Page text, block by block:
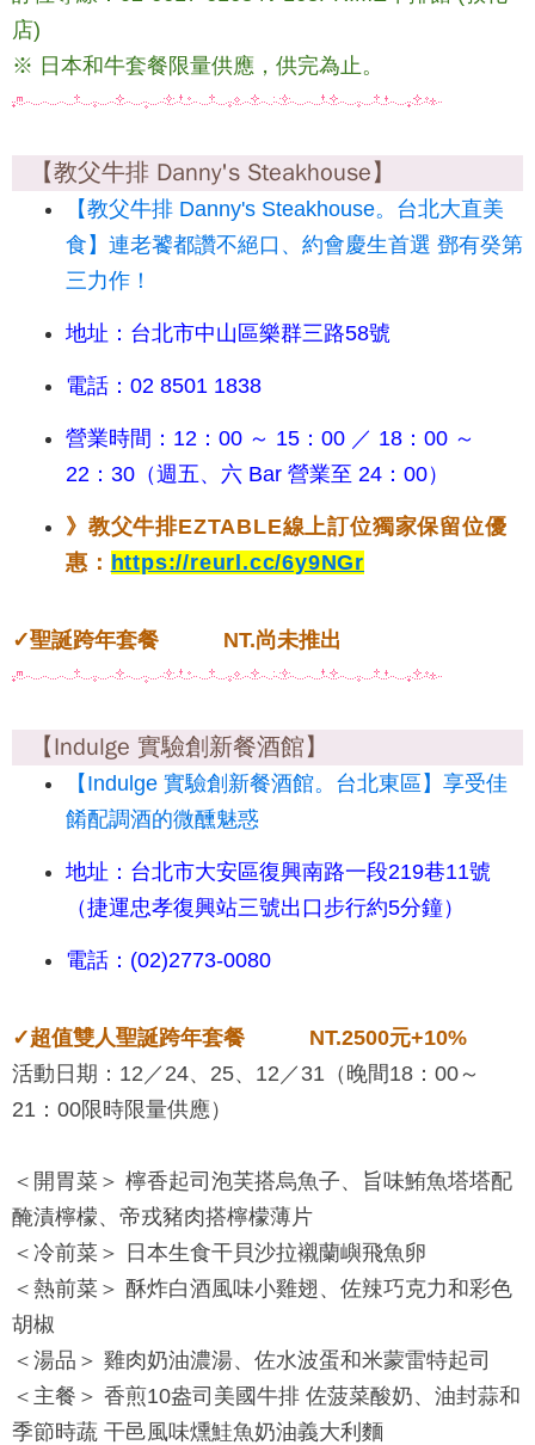
店)
※ 日本和牛套餐限量供應，供完為止。
【教父牛排 Danny's Steakhouse】
【教父牛排 Danny's Steakhouse。台北大直美
食】連老饕都讚不絕口、約會慶生首選 鄧有癸第
三力作！
地址：台北市中山區樂群三路58號
電話：02 8501 1838
營業時間：12：00 ～ 15：00 ／ 18：00 ～
22：30（週五、六 Bar 營業至 24：00）
》 教父牛排EZTABLE線上訂位獨家保留位優
惠 ： https://reurl.cc/6y9NGr
✓聖誕跨年套餐 NT.尚未推出
【Indulge 實驗創新餐酒館】
【Indulge 實驗創新餐酒館。台北東區】享受佳
餚配調酒的微醺魅惑
地址：台北市大安區復興南路一段219巷11號
（捷運忠孝復興站三號出口步行約5分鐘）
電話：(02)2773-0080
✓超值雙人聖誕跨年套餐 NT.2500元+10%
活動日期：12／24、25、12／31（晚間18：00～
21：00限時限量供應）
＜開胃菜＞ 檸香起司泡芙搭烏魚子、旨味鮪魚塔塔配
醃漬檸檬、帝戎豬肉搭檸檬薄片
＜冷前菜＞ 日本生食干貝沙拉襯蘭嶼飛魚卵
＜熱前菜＞ 酥炸白酒風味小雞翅、佐辣巧克力和彩色
胡椒
＜湯品＞ 雞肉奶油濃湯、佐水波蛋和米蒙雷特起司
＜主餐＞ 香煎10盎司美國牛排 佐菠菜酸奶、油封蒜和
季節時蔬 干邑風味燻鮭魚奶油義大利麵